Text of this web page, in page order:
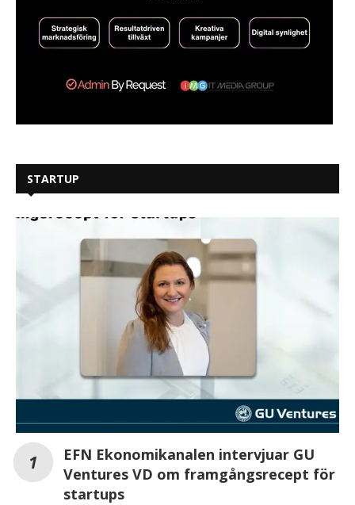
STARTUP
EFN Ekonomikanalen intervjuar GU
Ventures VD om framgångsrecept för
startups